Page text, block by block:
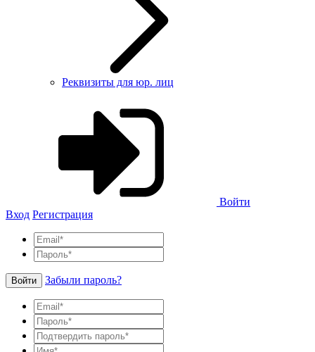
Реквизиты для юр. лиц
Войти
Вход Регистрация
Войти Забыли пароль?